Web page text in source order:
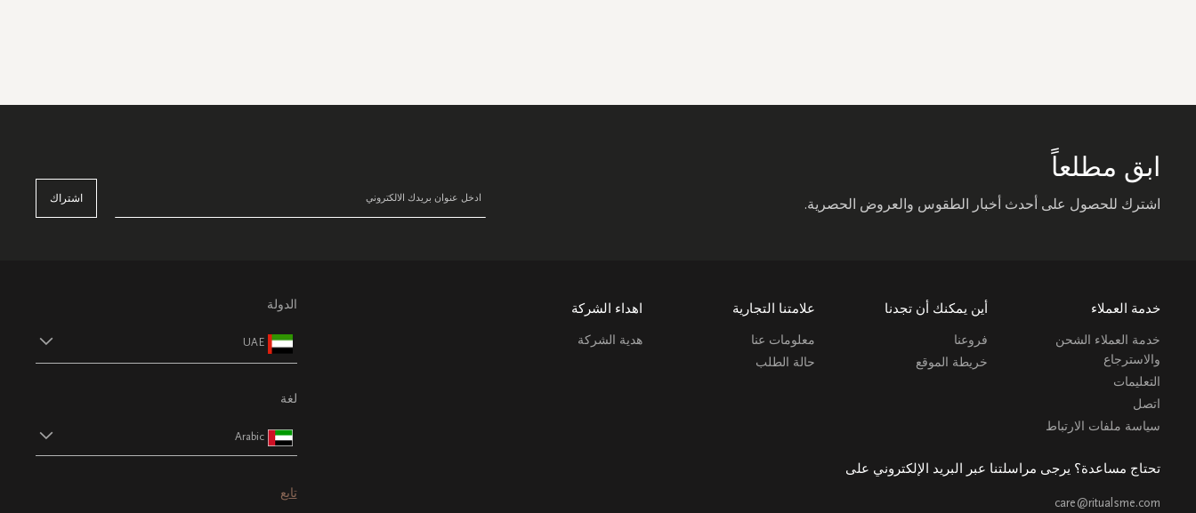
ابق مطلعاً
اشترك للحصول على أحدث أخبار الطقوس والعروض الحصرية. اشتراك
خدمة العملاء
خدمة العملاء الشحن
والاسترجاع
التعليمات
اتصل
سياسة ملفات الارتباط
أين يمكنك أن تجدنا
فروعنا
خريطة الموقع
علامتنا التجارية
معلومات عنا
حالة الطلب
اهداء الشركة
هدية الشركة
تحتاج مساعدة؟ يرجى مراسلتنا عبر البريد الإلكتروني على
care@ritualsme.com
الدولة
UAE
لغة
Arabic
تابع